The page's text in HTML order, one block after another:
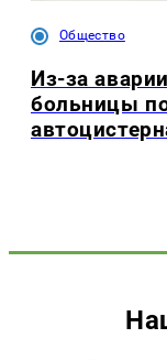
Общество
Из-за
больницы